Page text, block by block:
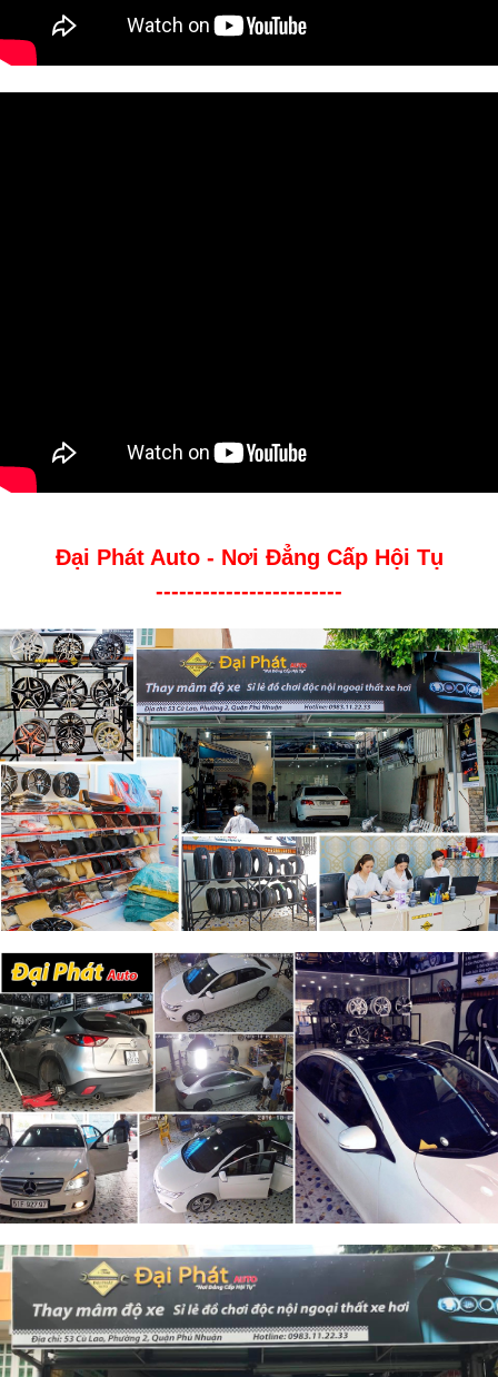
Đại Phát Auto - Nơi Đẳng Cấp Hội Tụ
------------------------